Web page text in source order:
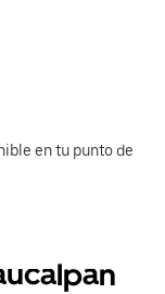
en tu punto de